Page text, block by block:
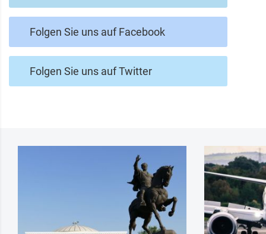
Folgen Sie uns auf Facebook
Folgen Sie uns auf Twitter